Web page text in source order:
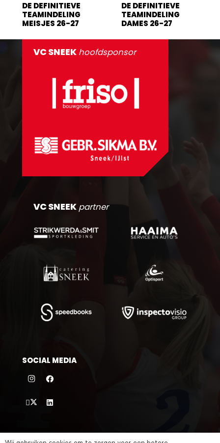
DE DEFINITIEVE
TEAMINDELING
MEISJES 26-27
DE DEFINITIEVE
TEAMINDELING
DAMES 26-27
VC SNEEK hoofdsponsor
VC SNEEK partner
SOCIAL MEDIA